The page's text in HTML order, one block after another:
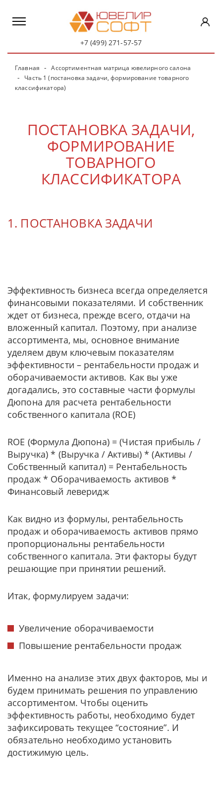
+7 (499) 271-57-57
Главная
Ассортиментная матрица ювелирного салона
Часть 1 (постановка задачи, формирование товарного
классификатора)
ПОСТАНОВКА ЗАДАЧИ,
ФОРМИРОВАНИЕ
ТОВАРНОГО
КЛАССИФИКАТОРА
1. ПОСТАНОВКА ЗАДАЧИ
Эффективность бизнеса всегда определяется
финансовыми показателями. И собственник
ждет от бизнеса, прежде всего, отдачи на
вложенный капитал. Поэтому, при анализе
ассортимента, мы, основное внимание
уделяем двум ключевым показателям
эффективности – рентабельности продаж и
оборачиваемости активов. Как вы уже
догадались, это составные части формулы
Дюпона для расчета рентабельности
собственного капитала (ROE)
ROE (Формула Дюпона) = (Чистая прибыль /
Выручка) * (Выручка / Активы) * (Активы /
Собственный капитал) = Рентабельность
продаж * Оборачиваемость активов *
Финансовый леверидж
Как видно из формулы, рентабельность
продаж и оборачиваемость активов прямо
пропорциональны рентабельности
собственного капитала. Эти факторы будут
решающие при принятии решений.
Итак, формулируем задачи:
Увеличение оборачиваемости
Повышение рентабельности продаж
Именно на анализе этих двух факторов, мы и
будем принимать решения по управлению
ассортиментом. Чтобы оценить
эффективность работы, необходимо будет
зафиксировать текущее “состояние”. И
обязательно необходимо установить
достижимую цель.